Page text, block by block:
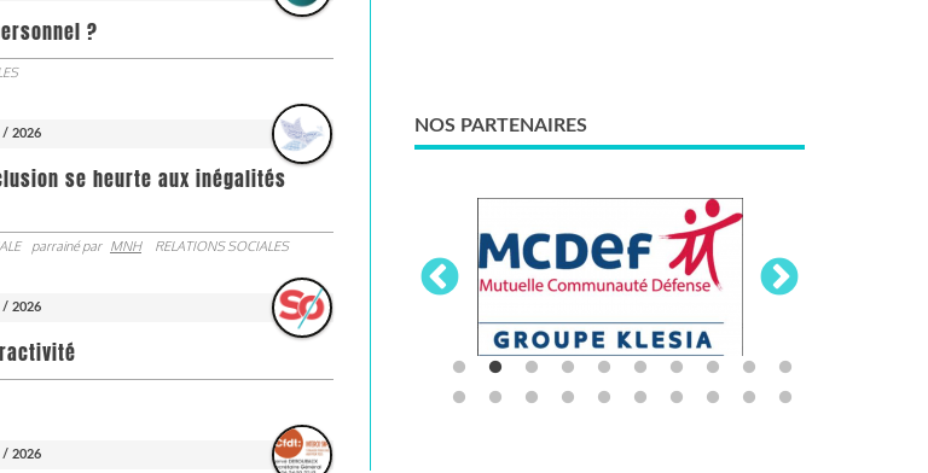
?
2026
se heurte aux inégalités
parrainé par MNH RELATIONS SOCIALES
2026
2026
NOS PARTENAIRES